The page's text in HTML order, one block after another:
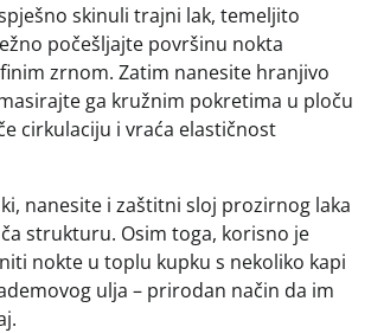
skinuli trajni lak, temeljito
počešljajte površinu nokta
zrnom. Zatim nanesite hranjivo
ga kružnim pokretima u ploču
cirkulaciju i vraća elastičnost
nanesite i zaštitni sloj prozirnog laka
strukturu. Osim toga, korisno je
nokte u toplu kupku s nekoliko kapi
ulja – prirodan način da im